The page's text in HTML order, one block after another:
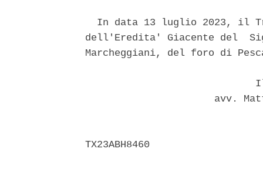
In data 13 luglio 2023, il
dell'Eredita' Giacente del
Marcheggiani, del foro di
avv.